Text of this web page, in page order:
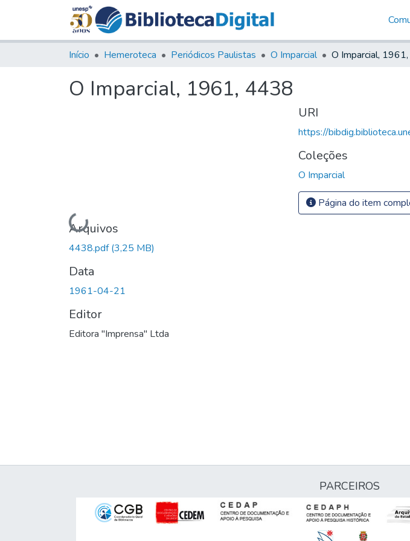
Início Hemeroteca Periódicos Paulistas O Imparcial O Imparcial,
O Imparcial, 1961, 4438
Carregando...
Arquivos
4438.pdf(3,25 MB)
Data
1961-04-21
Editor
Editora "Imprensa" Ltda
URI
https://
Coleções
O Imparcial
Página do item
PARCEIROS